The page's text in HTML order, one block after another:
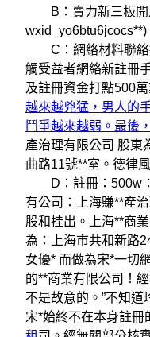
B：賣力新三板開
wxid_yo6btu6jcocs**)
C：網絡材料聯絡
觸受益者網絡新註冊
及註冊資金打點500
越來越兇猛，男人的
鬥爭越來越弱。最後
產治理有限公司 股東
曲路11號**室。德律
D：註冊：500w：
有公司：上海賺**產
股和挂出。上海**商
為：上海市共和新路
女優* 而做為宋*一切
的**商業有限公司！
不是故意的。”不知道
宋*始終不在本身註冊